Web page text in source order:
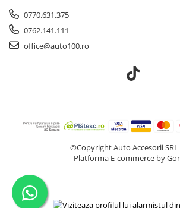
0770.631.375
0762.141.111
office@auto100.ro
©Copyright Auto Accesorii SRL
Platforma E-commerce by